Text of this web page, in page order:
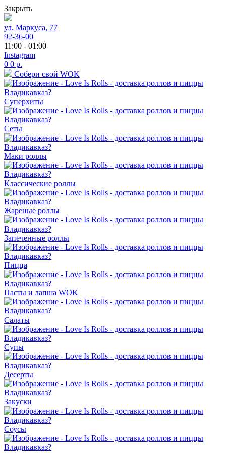
Закрыть
ул. Маркуса, 77
92-36-00
11:00 - 01:00
Instagram
0 0 р.
Собери свой WOK
Суперхиты
Сеты
Маки роллы
Классические роллы
Жареные роллы
Запеченные роллы
Пицца
Пасты и лапша WOK
Салаты
Супы
Десерты
Закуски
Соусы